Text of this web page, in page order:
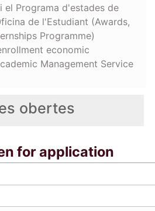
obertes
for application
el Programa d'estades de
de l'Estudiant (Awards,
Programme)
economic
Management Service